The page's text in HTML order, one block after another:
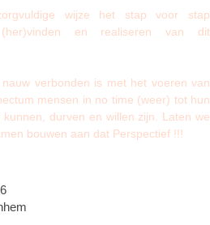
wijze het stap voor stap
(her)vinden en realiseren van dit
verbonden is met het voeren van
mensen in no time (weer) tot hun
durven en willen zijn.
Laten we
bouwen aan dat Perspectief !!!